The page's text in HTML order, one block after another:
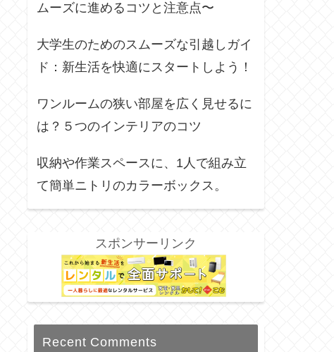
ムーズに進めるコツと注意点〜
大学生のためのスムーズな引越しガイ
ド：新生活を快適にスタートしよう！
ワンルームの狭い部屋を広く見せるに
は？５つのインテリアのコツ
収納や作業スペースに、1人で組み立
て簡単ニトリのカラーボックス。
スポンサーリンク
Recent Comments